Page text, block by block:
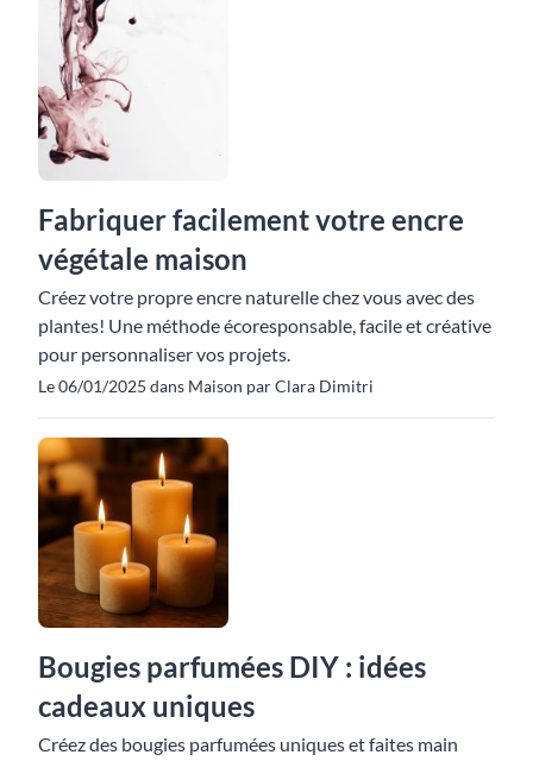
Fabriquer facilement votre encre
végétale maison
Créez votre propre encre naturelle chez vous avec des
plantes! Une méthode écoresponsable, facile et créative
pour personnaliser vos projets.
Le 06/01/2025 dans Maison par Clara Dimitri
Bougies parfumées DIY : idées
cadeaux uniques
Créez des bougies parfumées uniques et faites main